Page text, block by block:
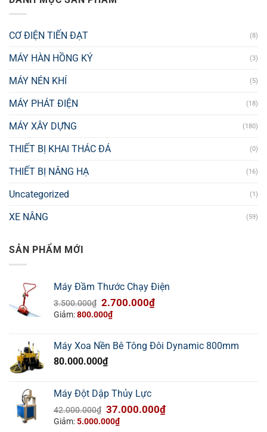
CƠ ĐIỆN TIẾN ĐẠT (8)
MÁY HÀN HỒNG KÝ (3)
MÁY NÉN KHÍ (5)
MÁY PHÁT ĐIỆN (18)
MÁY XÂY DỰNG (180)
THIẾT BỊ KHAI THÁC ĐÁ (0)
THIẾT BỊ NÂNG HẠ (16)
Uncategorized (1)
XE NÂNG (59)
SẢN PHẨM MỚI
Máy Đầm Thước Chạy Điện
3.500.000₫ Giá
gốc
3.500.000₫.
2.700.000₫Giá
là:
2.700.000₫.
Giảm:800.000₫
Máy Xoa Nền Bê Tông Đôi Dynamic 800mm
80.000.000₫
Máy Đột Dập Thủy Lực
42.000.000₫ Giá
gốc
37.000.000₫Giá
Giảm:5.000.000₫